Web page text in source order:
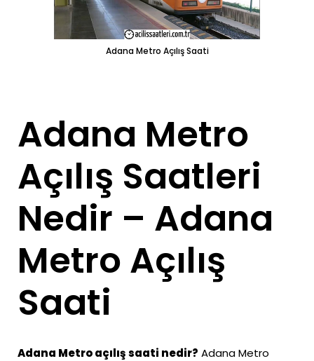
Adana Metro Açılış Saati
Adana Metro
Açılış Saatleri
Nedir – Adana
Metro Açılış
Saati
Adana Metro açılış saati nedir? Adana Metro